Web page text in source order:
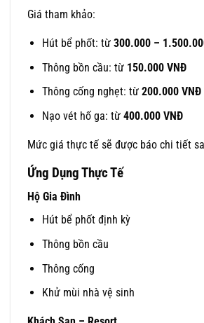
Giá tham khảo:
Hút bể phốt: từ 300.000 –
Thông bồn cầu: từ 150.000 VNĐ
Thông cống nghẹt: từ 200.000 VNĐ
Nạo vét hố ga: từ 400.000 VNĐ
Mức giá thực tế sẽ được báo chi tiết
Ứng Dụng Thực Tế
Hộ Gia Đình
Hút bể phốt định kỳ
Thông bồn cầu
Thông cống
Khử mùi nhà vệ sinh